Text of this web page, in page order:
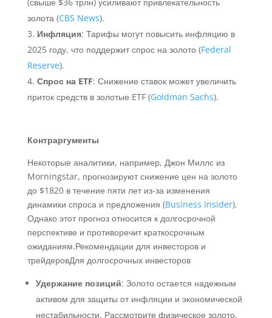
золота (CBS News).
Инфляция: Тарифы могут повысить инфляцию в
2025 году, что поддержит спрос на золото (Federal
Reserve).
Спрос на ETF: Снижение ставок может увеличить
приток средств в золотые ETF (Goldman Sachs).
Контраргументы
Некоторые аналитики, например, Джон Миллс из
Morningstar, прогнозируют снижение цен на золото
до $1820 в течение пяти лет из-за изменения
динамики спроса и предложения (Business Insider).
Однако этот прогноз относится к долгосрочной
перспективе и противоречит краткосрочным
ожиданиям.Рекомендации для инвесторов и
трейдеровДля долгосрочных инвесторов
Удержание позиций: Золото остается надежным
активом для защиты от инфляции и экономической
нестабильности. Рассмотрите физическое золото,